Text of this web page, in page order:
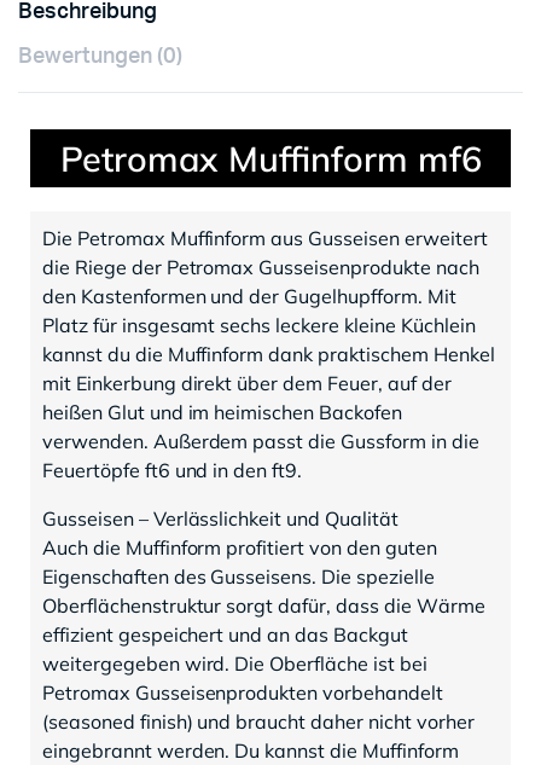
Beschreibung
Bewertungen (0)
Petromax Muffinform mf6
Die Petromax Muffinform aus Gusseisen erweitert
die Riege der Petromax Gusseisenprodukte nach
den Kastenformen und der Gugelhupfform. Mit
Platz für insgesamt sechs leckere kleine Küchlein
kannst du die Muffinform dank praktischem Henkel
mit Einkerbung direkt über dem Feuer, auf der
heißen Glut und im heimischen Backofen
verwenden. Außerdem passt die Gussform in die
Feuertöpfe ft6 und in den ft9.
Gusseisen – Verlässlichkeit und Qualität
Auch die Muffinform profitiert von den guten
Eigenschaften des Gusseisens. Die spezielle
Oberflächenstruktur sorgt dafür, dass die Wärme
effizient gespeichert und an das Backgut
weitergegeben wird. Die Oberfläche ist bei
Petromax Gusseisenprodukten vorbehandelt
(seasoned finish) und braucht daher nicht vorher
eingebrannt werden. Du kannst die Muffinform